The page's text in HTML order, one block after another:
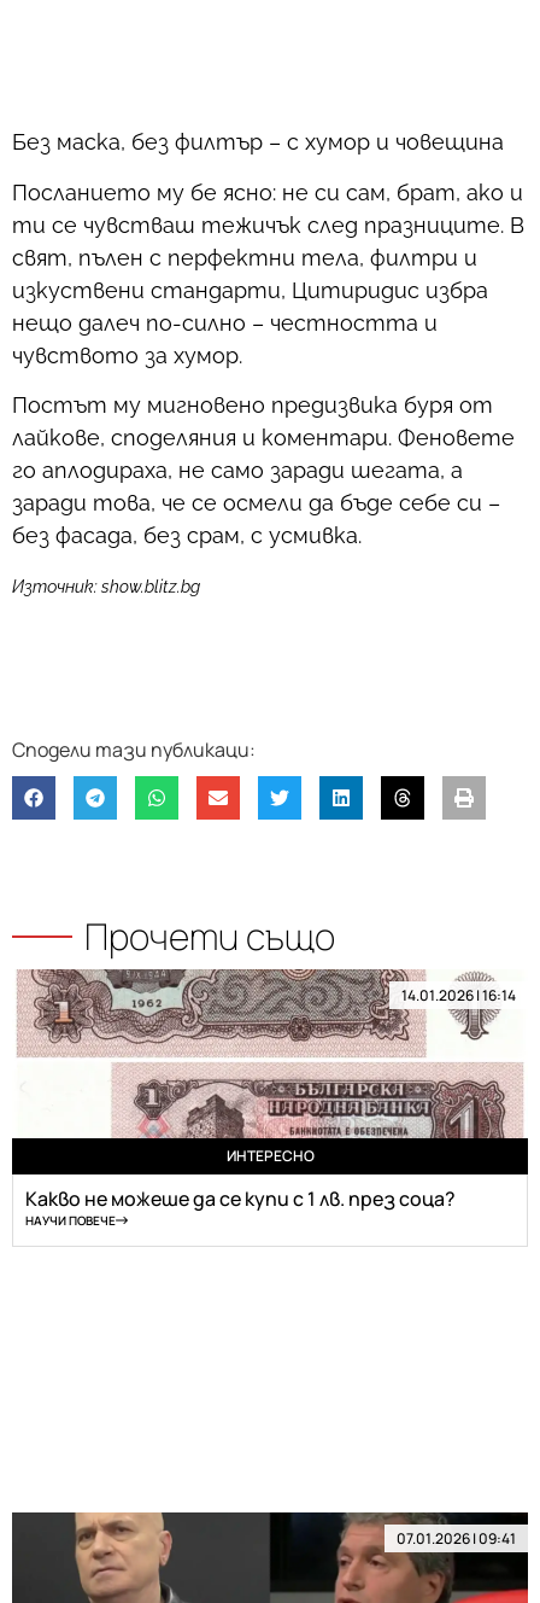
Без маска, без филтър – с хумор и човещина
Посланието му бе ясно: не си сам, брат, ако и
ти се чувстваш тежичък след празниците. В
свят, пълен с перфектни тела, филтри и
изкуствени стандарти, Цитиридис избра
нещо далеч по-силно – честността и
чувството за хумор.
Постът му мигновено предизвика буря от
лайкове, споделяния и коментари. Феновете
го аплодираха, не само заради шегата, а
заради това, че се осмели да бъде себе си –
без фасада, без срам, с усмивка.
Източник: show.blitz.bg
Прочети също
14.01.2026 | 16:14
ИНТЕРЕСНО
Какво не можеше да се купи с 1 лв. през соца?
НАУЧИ ПОВЕЧЕ
07.01.2026 | 09:41